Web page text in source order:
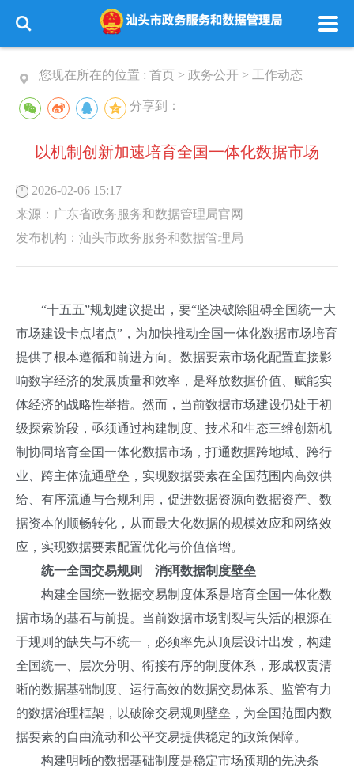
您现在所在的位置 : 首页 > 政务公开 > 工作动态
分享到：
以机制创新加速培育全国一体化数据市场
2026-02-06 15:17
来源： 广东省政务服务和数据管理局官网
发布机构： 汕头市政务服务和数据管理局
“十五五”规划建议提出，要“坚决破除阻碍全国统一大
市场建设卡点堵点”，为加快推动全国一体化数据市场培育
提供了根本遵循和前进方向。数据要素市场化配置直接影
响数字经济的发展质量和效率，是释放数据价值、赋能实
体经济的战略性举措。然而，当前数据市场建设仍处于初
级探索阶段，亟须通过构建制度、技术和生态三维创新机
制协同培育全国一体化数据市场，打通数据跨地域、跨行
业、跨主体流通壁垒，实现数据要素在全国范围内高效供
给、有序流通与合规利用，促进数据资源向数据资产、数
据资本的顺畅转化，从而最大化数据的规模效应和网络效
应，实现数据要素配置优化与价值倍增。
统一全国交易规则 消弭数据制度壁垒
构建全国统一数据交易制度体系是培育全国一体化数
据市场的基石与前提。当前数据市场割裂与失活的根源在
于规则的缺失与不统一，必须率先从顶层设计出发，构建
全国统一、层次分明、衔接有序的制度体系，形成权责清
晰的数据基础制度、运行高效的数据交易体系、监管有力
的数据治理框架，以破除交易规则壁垒，为全国范围内数
据要素的自由流动和公平交易提供稳定的政策保障。
构建明晰的数据基础制度是稳定市场预期的先决条